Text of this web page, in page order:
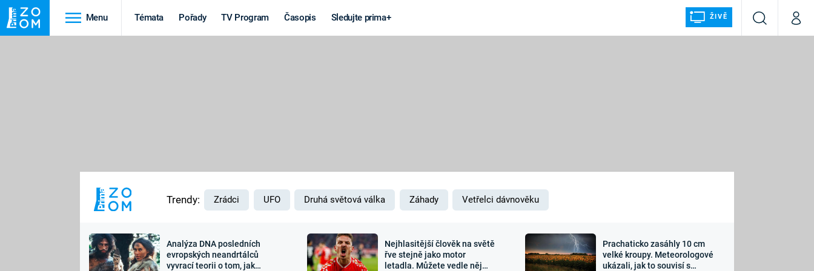
Menu Témata Pořady TV Program Časopis Sledujte prima+ ŽIVĚ
VyhledáváníMůj
MARS
Výročí
Záhady a
Zajímavosti Sledujte nás
Trendy: Zrádci UFO Druhá světová válka Záhady Vetřelci dávnověku
Analýza DNA posledních
evropských neandrtálců
vyvrací teorii o tom, jak
Nejhlasitější člověk na světě
řve stejně jako motor
letadla. Můžete vedle něj
Prachaticko zasáhly 10 cm
velké kroupy. Meteorologové
ukázali, jak to souvisí s